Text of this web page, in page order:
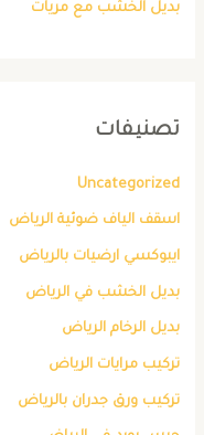
بديل الخشب مع مريات
تصنيفات
Uncategorized
اسقف الياف ضوئية الرياض
ايبوكسي ارضيات بالرياض
بديل الخشب في الرياض
بديل الرخام الرياض
تركيب مرايات الرياض
تركيب ورق جدران بالرياض